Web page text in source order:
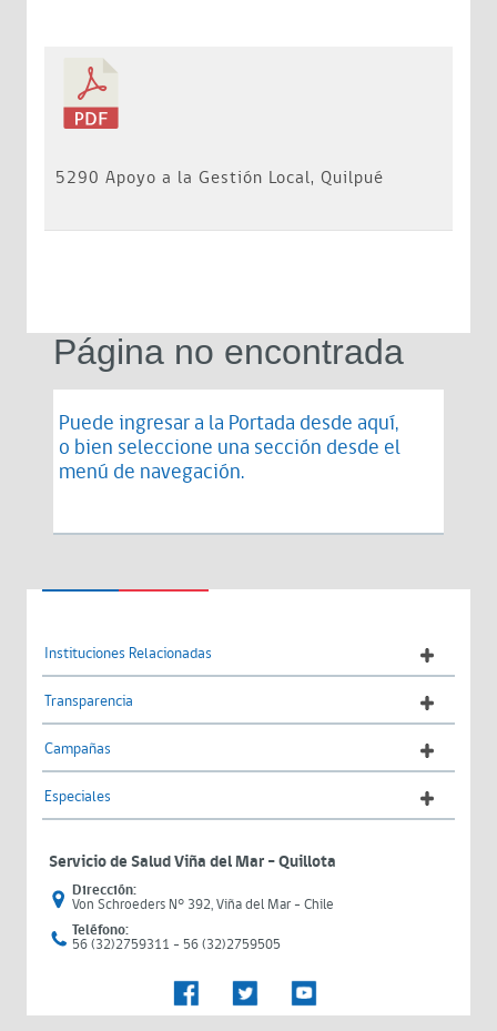
5290 Apoyo a la Gestión Local, Quilpué
Página no encontrada
Puede ingresar a la Portada desde aquí,
o bien seleccione una sección desde el
menú de navegación.
Instituciones Relacionadas
Transparencia
Campañas
Especiales
Servicio de Salud Viña del Mar – Quillota
Dirección:
Von Schroeders N° 392, Viña del Mar - Chile
Teléfono:
56 (32)2759311 - 56 (32)2759505